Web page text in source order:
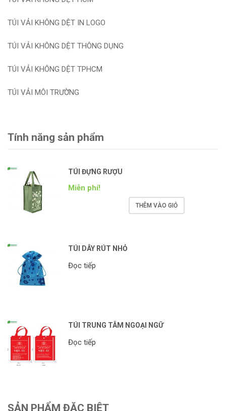
TÚI VẢI KHÔNG DỆT IN LOGO
TÚI VẢI KHÔNG DỆT THÔNG DỤNG
TÚI VẢI KHÔNG DỆT TPHCM
TÚI VẢI MÔI TRƯỜNG
Tính năng sản phẩm
TÚI ĐỰNG RƯỢU
Miễn phí!
THÊM VÀO GIỎ
TÚI DÂY RÚT NHỎ
Đọc tiếp
TÚI TRUNG TÂM NGOẠI NGỮ
Đọc tiếp
SẢN PHẨM ĐẶC BIỆT